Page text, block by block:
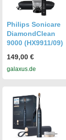
Philips Sonicare
DiamondClean
9000 (HX9911/09)
149,00 €
galaxus.de